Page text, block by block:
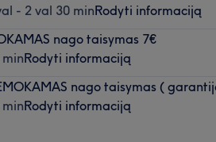
- 2 val 30 minRodyti informaciją
nago taisymas 7€
minRodyti informaciją
nago taisymas (
minRodyti informaciją